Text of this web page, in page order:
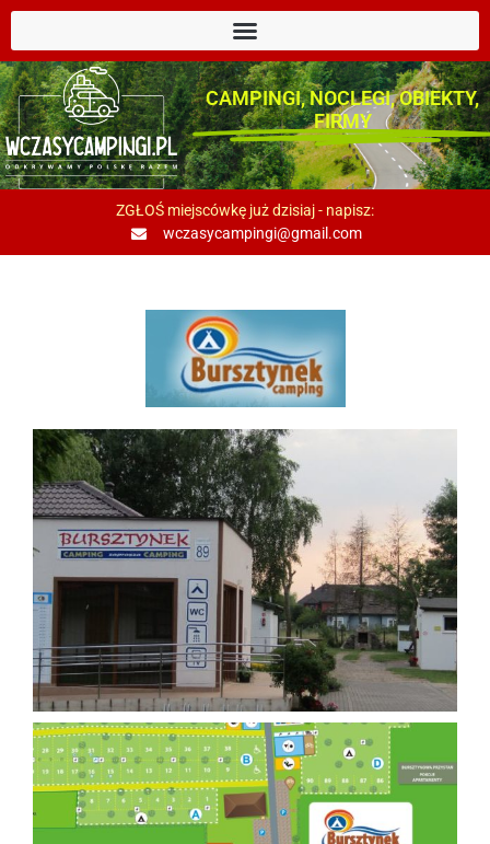
CAMPINGI, NOCLEGI, OBIEKTY,
FIRMY
ZGŁOŚ miejscówkę już dzisiaj - napisz:
wczasycampingi@gmail.com